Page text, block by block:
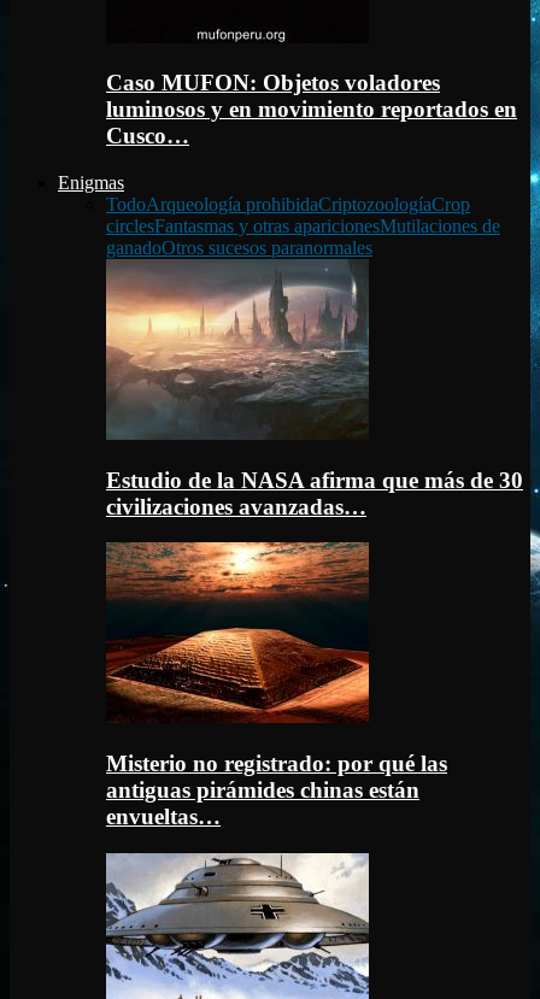
Caso MUFON: Objetos voladores
luminosos y en movimiento reportados en
Cusco…
Enigmas
TodoArqueología prohibidaCriptozoologíaCrop
circlesFantasmas y otras aparicionesMutilaciones de
ganadoOtros sucesos paranormales
Estudio de la NASA afirma que más de 30
civilizaciones avanzadas…
Misterio no registrado: por qué las
antiguas pirámides chinas están
envueltas…